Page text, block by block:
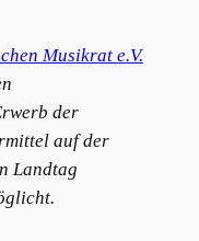
Musikrat e.V.
der
auf der
Landtag